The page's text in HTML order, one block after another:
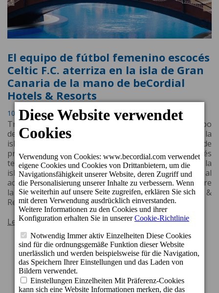
El equipo de fútbol femenino escocés
Celtic F.C. aterriza en la isla de Gran
Canaria de la mano de beCordial
Hotels & Resorts
10. Juli 2022 15:31
Tras dos años de parón por la crisis sanitaria, el equipo
de fútbol femenino Celtic F.C. aterriza de nuevo en la
isla de Gran Canaria para realizar su stage de
pretemporada. El stage del equipo femenino escocés
tendrá lugar del día 5 al día 12 de julio en el sur de la
isla, concretamente en Puerto de Mogán, gracias al
acuerdo de patrocinio, recientemente renovado, entre
la cadena hotelera grancanaria beCordial Hotels &
Resorts y el Celtic F.C.
Lesen Sie mehr
1